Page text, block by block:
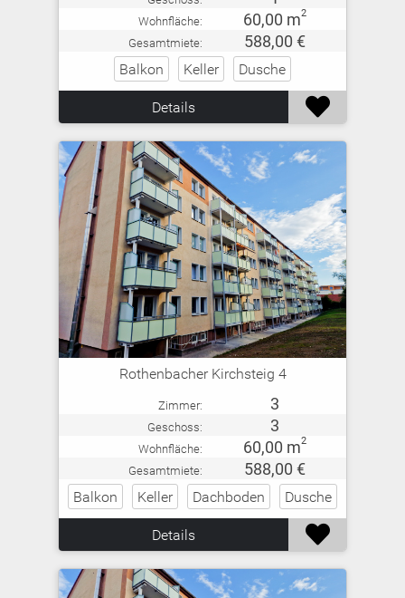
Wohnfläche: 60,00 m2
Gesamtmiete: 588,00 €
Balkon Keller
Dusche
Details

Rothenbacher Kirchsteig 4
Zimmer: 3
Geschoss: 3
Wohnfläche: 60,00 m2
Gesamtmiete: 588,00 €
Balkon Keller Dachboden
Dusche
Details
